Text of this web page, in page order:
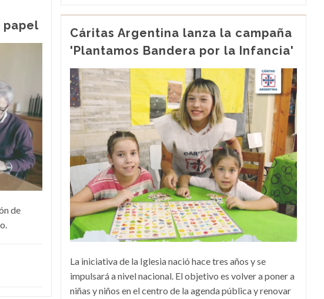
de
Cáritas Argentina lanza la campaña
'Plantamos Bandera por la Infancia'
La iniciativa de la Iglesia nació hace tres años y se
impulsará a nivel nacional. El objetivo es volver a poner a
niñas y niños en el centro de la agenda pública y renovar